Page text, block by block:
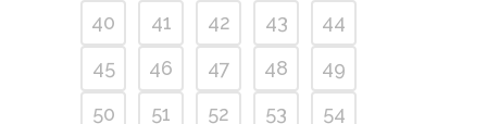
40
41 42 43
44
45
46 47 48
49
50
51 52 53
54